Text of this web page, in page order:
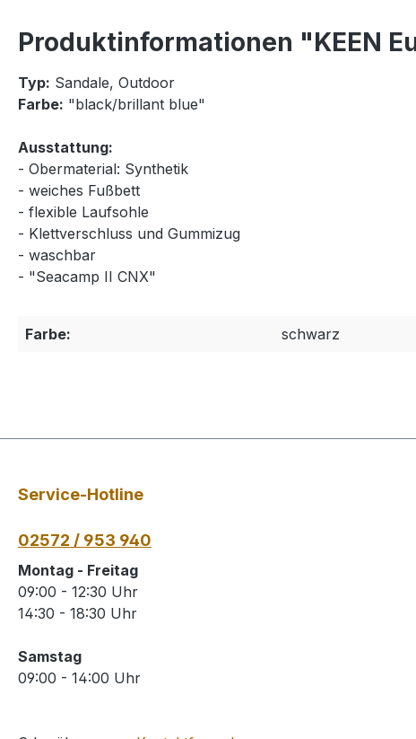
Produktinformationen "KEEN
Typ: Sandale, Outdoor
Farbe: "black/brillant blue"
Ausstattung:
- Obermaterial: Synthetik
- weiches Fußbett
- flexible Laufsohle
- Klettverschluss und Gummizug
- waschbar
- "Seacamp II CNX"
Farbe: schwarz
Service-Hotline
02572 / 953 940
Montag - Freitag
09:00 - 12:30 Uhr
14:30 - 18:30 Uhr
Samstag
09:00 - 14:00 Uhr